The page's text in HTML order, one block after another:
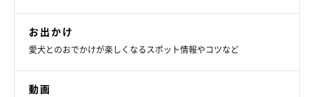
お出かけ
愛犬とのおでかけが楽しくなるスポット情報やコツなど
動画